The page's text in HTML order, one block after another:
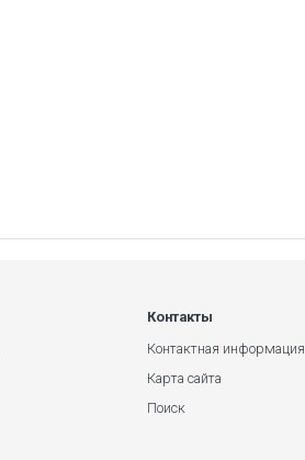
Контакты
Контактная информация
Карта сайта
Поиск